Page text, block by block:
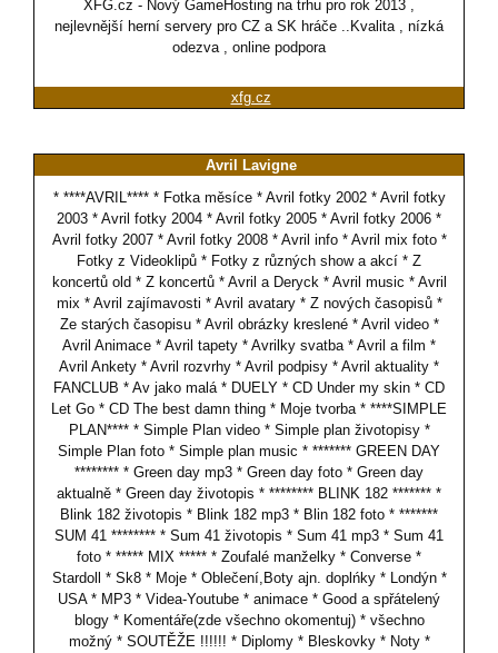
XFG.cz - Nový GameHosting na trhu pro rok 2013 ,
nejlevnější herní servery pro CZ a SK hráče ..Kvalita , nízká
odezva , online podpora
xfg.cz
Avril Lavigne
* ****AVRIL**** * Fotka měsíce * Avril fotky 2002 * Avril fotky
2003 * Avril fotky 2004 * Avril fotky 2005 * Avril fotky 2006 *
Avril fotky 2007 * Avril fotky 2008 * Avril info * Avril mix foto *
Fotky z Videoklipů * Fotky z různých show a akcí * Z
koncertů old * Z koncertů * Avril a Deryck * Avril music * Avril
mix * Avril zajímavosti * Avril avatary * Z nových časopisů *
Ze starých časopisu * Avril obrázky kreslené * Avril video *
Avril Animace * Avril tapety * Avrilky svatba * Avril a film *
Avril Ankety * Avril rozvrhy * Avril podpisy * Avril aktuality *
FANCLUB * Av jako malá * DUELY * CD Under my skin * CD
Let Go * CD The best damn thing * Moje tvorba * ****SIMPLE
PLAN**** * Simple Plan video * Simple plan životopisy *
Simple Plan foto * Simple plan music * ******* GREEN DAY
******** * Green day mp3 * Green day foto * Green day
aktualně * Green day životopis * ******** BLINK 182 ******* *
Blink 182 životopis * Blink 182 mp3 * Blin 182 foto * *******
SUM 41 ******** * Sum 41 životopis * Sum 41 mp3 * Sum 41
foto * ***** MIX ***** * Zoufalé manželky * Converse *
Stardoll * Sk8 * Moje * Oblečení,Boty ajn. doplńky * Londýn *
USA * MP3 * Videa-Youtube * animace * Good a spřátelený
blogy * Komentáře(zde všechno okomentuj) * všechno
možný * SOUTĚŽE !!!!!! * Diplomy * Bleskovky * Noty *